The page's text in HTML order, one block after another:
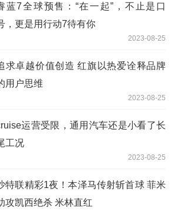
蓝7全球预售：“在一起”，不止是口
，更是用行动7待有你
2023-08-25
求卓越价值创造 红旗以热爱诠释品牌
用户思维
2023-08-25
运营受限，通用汽车还是小看了长
工况
2023-08-25
特联精彩1夜！本泽马传射斩首球 菲米
攻凯西绝杀 米林直红